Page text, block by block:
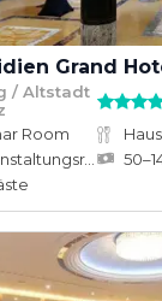
/ Altstadt
Room